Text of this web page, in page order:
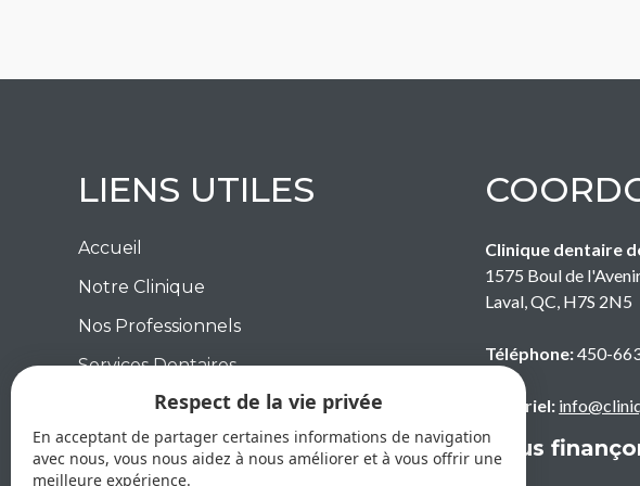
LIENS UTILES
Accueil
Notre Clinique
Nos Professionnels
Services Dentaires
Contactez Nous
Clinique dentaire
1575 Boul de
Laval,QC, H7S 2N5
Téléphone:450-
Courriel:
Nous
Respect de la vie privée
En acceptant de partager certaines informations de navigation
avec nous, vous nous aidez à nous améliorer et à vous offrir une
meilleure expérience.